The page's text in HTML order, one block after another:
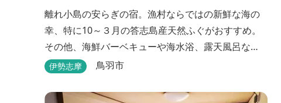
離れ小島の安らぎの宿。漁村ならではの新鮮な海の
幸、特に10～３月の答志島産天然ふぐがおすすめ。
その他、海鮮バーベキューや海水浴、露天風呂な
ど。
伊勢志摩 鳥羽市